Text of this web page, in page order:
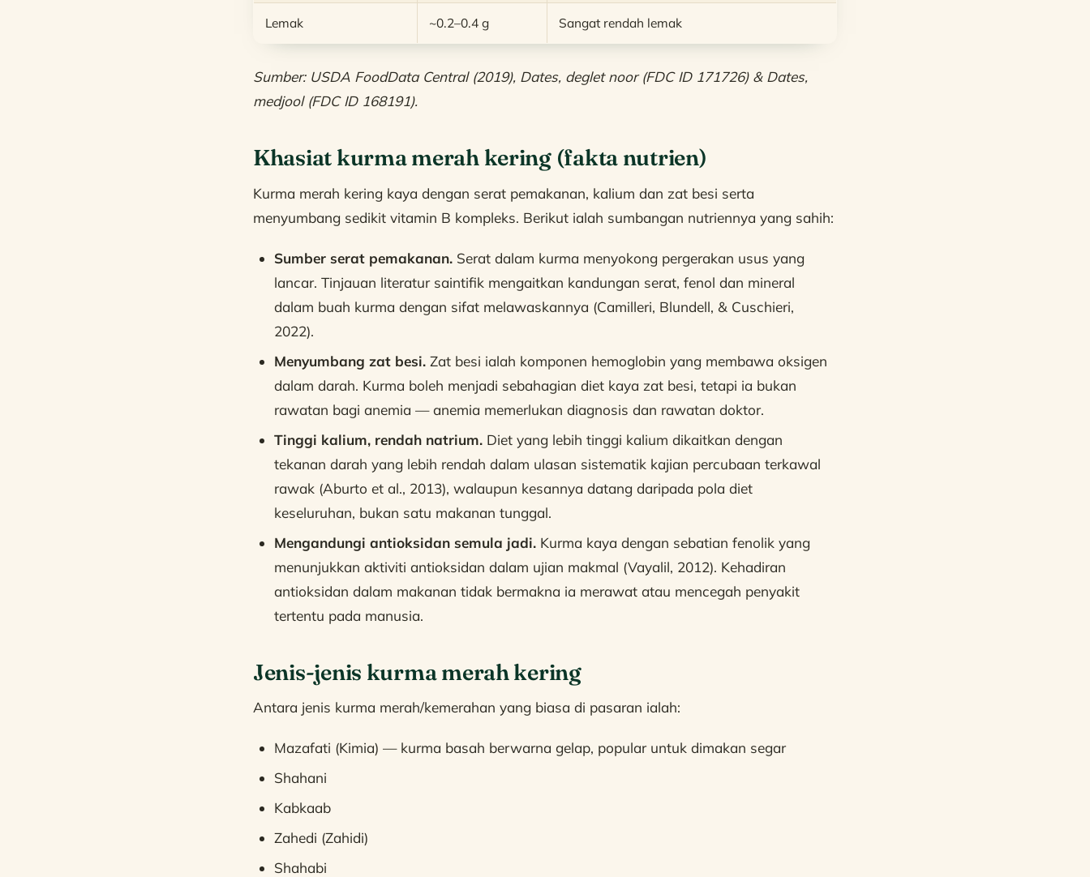
Lemak ~0.2–0.4 g Sangat rendah lemak
Sumber: USDA FoodData Central (2019), Dates, deglet noor (FDC ID 171726) & Dates,
medjool (FDC ID 168191).
Khasiat kurma merah kering (fakta nutrien)
Kurma merah kering kaya dengan serat pemakanan, kalium dan zat besi serta
menyumbang sedikit vitamin B kompleks. Berikut ialah sumbangan nutriennya yang sahih:
Sumber serat pemakanan.Serat dalam kurma menyokong pergerakan usus yang
lancar. Tinjauan literatur saintifik mengaitkan kandungan serat, fenol dan mineral
dalam buah kurma dengan sifat melawaskannya (Camilleri, Blundell, & Cuschieri,
2022).
Menyumbang zat besi.Zat besi ialah komponen hemoglobin yang membawa oksigen
dalam darah. Kurma boleh menjadi sebahagian diet kaya zat besi, tetapi ia bukan
rawatan bagi anemia — anemia memerlukan diagnosis dan rawatan doktor.
Tinggi kalium, rendah natrium.Diet yang lebih tinggi kalium dikaitkan dengan
tekanan darah yang lebih rendah dalam ulasan sistematik kajian percubaan terkawal
rawak (Aburto et al., 2013), walaupun kesannya datang daripada pola diet
keseluruhan, bukan satu makanan tunggal.
Mengandungi antioksidan semula jadi.Kurma kaya dengan sebatian fenolik yang
menunjukkan aktiviti antioksidan dalam ujian makmal (Vayalil, 2012). Kehadiran
antioksidan dalam makanan tidak bermakna ia merawat atau mencegah penyakit
tertentu pada manusia.
Jenis-jenis kurma merah kering
Antara jenis kurma merah/kemerahan yang biasa di pasaran ialah:
Mazafati (Kimia) — kurma basah berwarna gelap, popular untuk dimakan segar
Shahani
Kabkaab
Zahedi (Zahidi)
Shahabi